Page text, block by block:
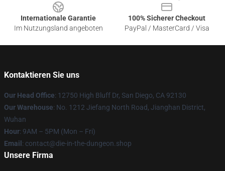
Internationale Garantie
Im Nutzungsland angeboten
100% Sicherer Checkout
PayPal / MasterCard / Visa
Kontaktieren Sie uns
Our Head Office: 12750 High Bluff Dr, San Diego, CA 92130
Our Warehouse: No. 1212 Jiefang North Road, Jianghan District,
Wuhan
Hour: 9AM – 5PM (Mon – Fri)
Email : contact@die-in-the-dungeon.shop
Unsere Firma